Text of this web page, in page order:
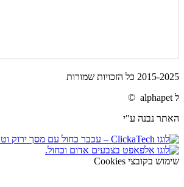
2015-2025 כל הזכויות שמורות
ל alphapet ©
האתר נבנה ע"י
שימוש בקובצי Cookies